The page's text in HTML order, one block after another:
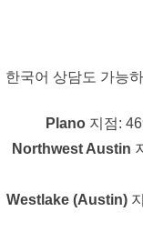
한국어 상담도 가능
Plano 지점:
Northwest Austin
Westlake (Austin)